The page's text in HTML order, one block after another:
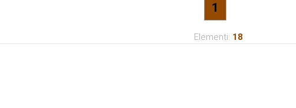
1
Elementi: 18